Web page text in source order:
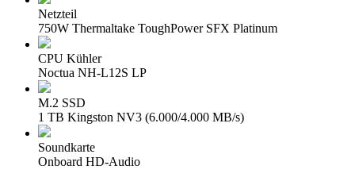
Netzteil
750W Thermaltake ToughPower SFX Platinum
CPU Kühler
Noctua NH-L12S LP
M.2 SSD
1 TB Kingston NV3 (6.000/4.000 MB/s)
Soundkarte
Onboard HD-Audio